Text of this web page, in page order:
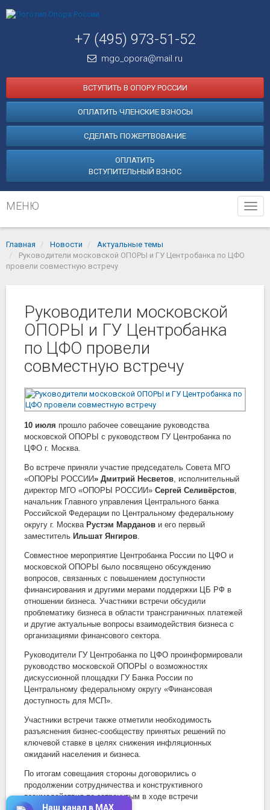
+7 (495) 973-51-52
mgo_opora@mail.ru
ВСТУПИТЬ В ОПОРУ РОССИИ
ОПЛАТИТЬ ЧЛЕНСКИЕ ВЗНОСЫ
СДЕЛАТЬ ПОЖЕРТВОВАНИЕ
ОПЛАТИТЬ
ВСТУПИТЕЛЬНЫЙ ВЗНОС
МЕНЮ
Главная Новости
Актуальные темы
Руководители московской ОПОРЫ и ГУ Центробанка по ЦФО
провели совместную встречу
Руководители московской
ОПОРЫ и ГУ Центробанка
по ЦФО провели
совместную встречу
10 июля прошло рабочее совещание руководства
московской ОПОРЫ с руководством ГУ Центробанка по
ЦФО г. Москва.
Во встрече приняли участие председатель Совета МГО
«ОПОРЫ РОССИИ» Дмитрий Несветов, исполнительный
директор МГО «ОПОРЫ РОССИИ» Сергей Селивёрстов,
начальник Главного управления Центрального банка
Российской Федерации по Центральному федеральному
округу г. Москва Рустэм Марданов и его первый
заместитель Ильшат Янгиров.
Совместное мероприятие Центробанка России по ЦФО и
московской ОПОРЫ было посвящено обсуждению
вопросов, связанных с повышением доступности
финансирования и другими мерами поддержки ЦБ РФ в
отношении бизнеса. Участники встречи обсудили
проблематику бизнеса в области трансграничных платежей
и другие актуальные вопросы взаимодействия бизнеса с
организациями финансового сектора.
Руководители ГУ Центробанка по ЦФО проинформировали
руководство московской ОПОРЫ о возможностях
дискуссионной площадки ГУ Банка России по
Центральному федеральному округу «Финансовая
доступность для МСП».
Участники встречи также отметили необходимость
разъяснения бизнес-сообществу принятых решений по
ключевой ставке в целях снижения инфляционных
ожиданий населения и бизнеса.
По итогам совещания стороны договорились о
продолжении сотрудничества и конструктивного
взаимодействия по затронутым в ходе встречи
направлениям работы.
Наш канал в MAX